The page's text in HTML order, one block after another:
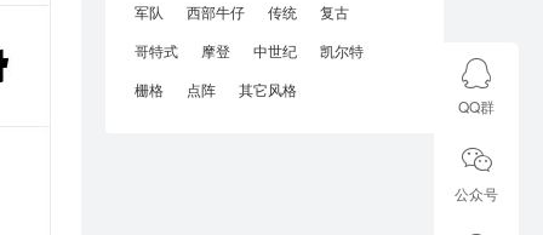
军队
西部牛仔 传统
复古
哥特式
摩登 中世纪
凯尔特
栅格
点阵 其它风格
QQ群
公众号